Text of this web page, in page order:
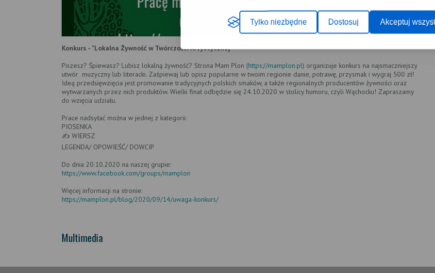
Tylko niezbędne Dostosuj Akceptuj
Konkurs - "Lokalna Żywność w Twórczości Artystycznej"
Piszesz? Śpiewasz? Lubisz lokalną żywność? Strona Mam Plon (https://mamplon.pl) organizuje konkurs na najsmaczniejszy
utwór muzyczny lub literacki. Zaśpiewaj lub opisz popularne w twoim regionie danie, potrawę, przysmak i wygraj 500 zł!
Ideą przedsięwzięcia jest promowanie tradycyjnych polskich smaków, a także regionalnych producentów żywności oraz
wytwarzanych przez nich produktów. Wielki finał odbędzie się 24.10.2020 w stolicy humoru, czyli Wąchocku! Zapraszamy
do wzięcia udziału.
Prace nadsyłać można w jednej z kategorii:
PIOSENKA
✍ ️WIERSZ
LEGENDA/ OPOWIEŚĆ/ DOWCIP
Do dnia 20.10.2020 na naszej grupie:
https://www.facebook.com/groups/mamplon
Więcej informacji na stronie:
https://mamplon.pl/blog/2020/09/14/uwaga-konkurs/
Multimedia